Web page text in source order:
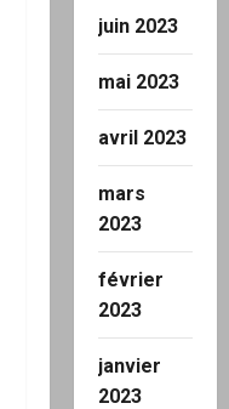
juin 2023
mai 2023
avril 2023
mars
2023
février
2023
janvier
2023